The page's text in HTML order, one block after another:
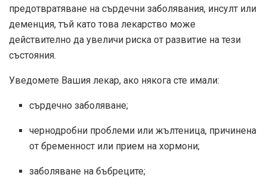
предотвратяване на сърдечни заболявания, инсулт или
деменция, тъй като това лекарство може
действително да увеличи риска от развитие на тези
състояния.
Уведомете Вашия лекар, ако някога сте имали:
сърдечно заболяване;
чернодробни проблеми или жълтеница, причинена
от бременност или прием на хормони;
заболяване на бъбреците;